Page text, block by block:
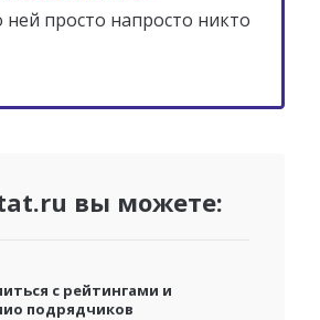
просто напросто никто
вы можете:
с рейтингами и
подрядчиков